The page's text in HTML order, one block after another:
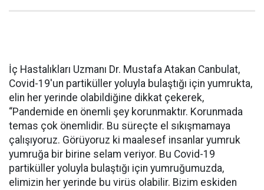
İç Hastalıkları Uzmanı Dr. Mustafa Atakan Canbulat,
Covid-19'un partiküller yoluyla bulaştığı için yumrukta,
elin her yerinde olabildiğine dikkat çekerek,
“Pandemide en önemli şey korunmaktır. Korunmada
temas çok önemlidir. Bu süreçte el sıkışmamaya
çalışıyoruz. Görüyoruz ki maalesef insanlar yumruk
yumruğa bir birine selam veriyor. Bu Covid-19
partiküller yoluyla bulaştığı için yumruğumuzda,
elimizin her yerinde bu virüs olabilir. Bizim eskiden